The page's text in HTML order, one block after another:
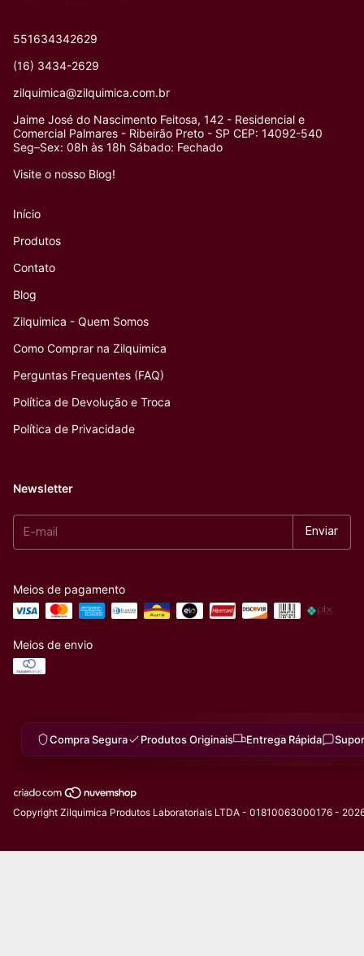
551634342629
(16) 3434-2629
zilquimica@zilquimica.com.br
Jaime José do Nascimento Feitosa, 142 - Residencial e
Comercial Palmares - Ribeirão Preto - SP CEP: 14092-540
Seg–Sex: 08h às 18h Sábado: Fechado
Visite o nosso Blog!
Início
Produtos
Contato
Blog
Zilquimica - Quem Somos
Como Comprar na Zilquimica
Perguntas Frequentes (FAQ)
Política de Devolução e Troca
Política de Privacidade
Newsletter
Meios de pagamento
Meios de envio
Compra Segura Produtos Originais Entrega Rápida
Copyright Zilquimica Produtos Laboratoriais LTDA - 01810063000176 -